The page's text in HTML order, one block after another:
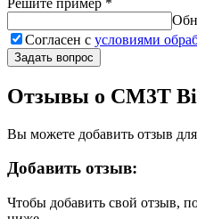
Согласен с условиями
Задать вопрос
Отзывы о CM3T
Вы можете добавить отзыв для
Добавить отзыв:
Чтобы добавить свой отзыв,